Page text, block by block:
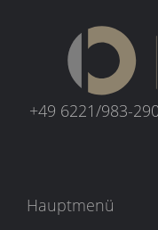
+49 6221/983-
Hauptmenü